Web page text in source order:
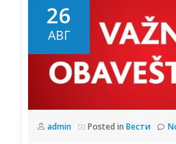
26
АВГ
admin Posted in Вести